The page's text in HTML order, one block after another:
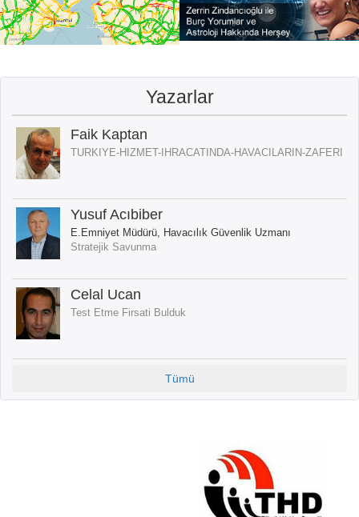
Yazarlar
Faik Kaptan
TURKIYE-HIZMET-IHRACATINDA-HAVACILARIN-ZAFERI
Yusuf Acıbiber
E.Emniyet Müdürü, Havacılık Güvenlik Uzmanı
Stratejik Savunma
Celal Ucan
Test Etme Firsati Bulduk
Tümü